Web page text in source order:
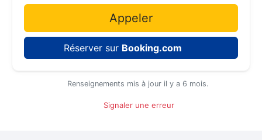
Appeler
Réserver sur Booking.com
Renseignements mis à jour il y a 6 mois.
Signaler une erreur